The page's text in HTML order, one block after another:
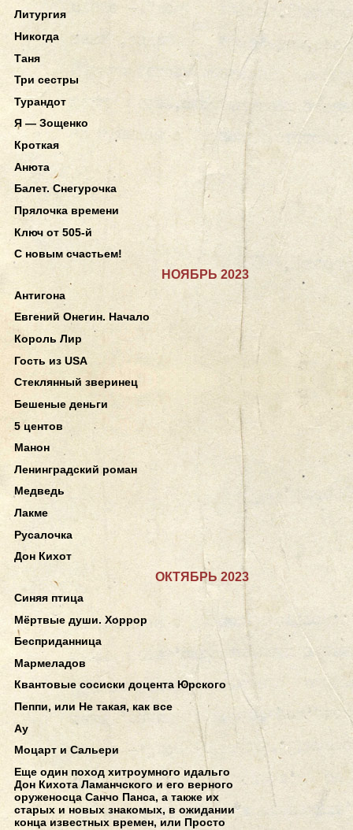
Литургия
Никогда
Таня
Три сестры
Турандот
Я — Зощенко
Кроткая
Анюта
Балет. Снегурочка
Прялочка времени
Ключ от 505-й
С новым счастьем!
НОЯБРЬ 2023
Антигона
Евгений Онегин. Начало
Король Лир
Гость из USA
Стеклянный зверинец
Бешеные деньги
5 центов
Манон
Ленинградский роман
Медведь
Лакме
Русалочка
Дон Кихот
ОКТЯБРЬ 2023
Синяя птица
Мёртвые души. Хоррор
Бесприданница
Мармеладов
Квантовые сосиски доцента Юрского
Пеппи, или Не такая, как все
Ау
Моцарт и Сальери
Еще один поход хитроумного идальго
Дон Кихота Ламанчского и его верного
оруженосца Санчо Панса, а также их
старых и новых знакомых, в ожидании
конца известных времен, или Просто